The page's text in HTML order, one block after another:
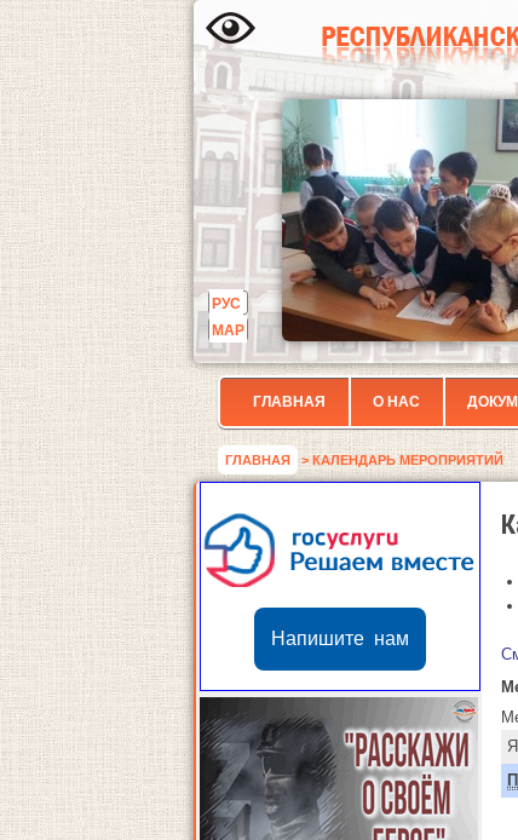
РУС
МАР
ГЛАВНАЯ О НАС
ГЛАВНАЯ > КАЛЕНДАРЬ МЕРОПРИЯТИЙ
Напишите нам